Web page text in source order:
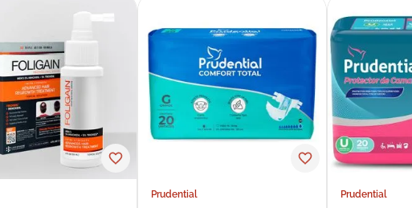
Prudential Prudential